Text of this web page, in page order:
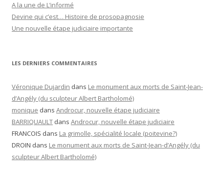
A la une de L’informé
Devine qui c’est… Histoire de prosopagnosie
Une nouvelle étape judiciaire importante
LES DERNIERS COMMENTAIRES
Véronique Dujardin dans Le monument aux morts de Saint-Jean-
d’Angély (du sculpteur Albert Bartholomé)
monique dans Androcur, nouvelle étape judiciaire
BARRIQUAULT dans Androcur, nouvelle étape judiciaire
FRANCOIS dans La grimolle, spécialité locale (poitevine?)
DROIN dans Le monument aux morts de Saint-Jean-d’Angély (du
sculpteur Albert Bartholomé)